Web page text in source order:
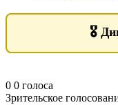
🎖️
0 0 голоса
Зрительское